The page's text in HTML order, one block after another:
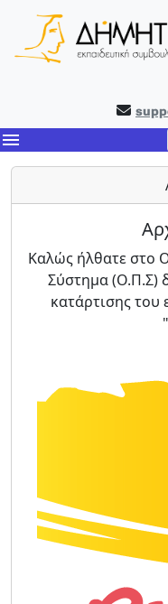
menu
Καλώς ήλθατε στο
Σύστημα (Ο.Π.Σ)
κατάρτισης του